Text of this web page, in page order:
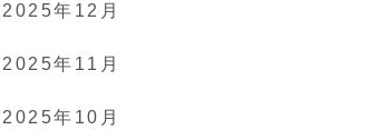
2025年12月
2025年11月
2025年10月